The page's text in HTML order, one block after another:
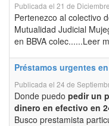
Publicada el 21 de
Pertenezco al colectivo
Mutualidad Judicial
en BBVA colec......Leer
Préstamos urgentes
Publicada el 24 de
Donde puedo pedir un
dinero en efectivo en
Busco prestamista